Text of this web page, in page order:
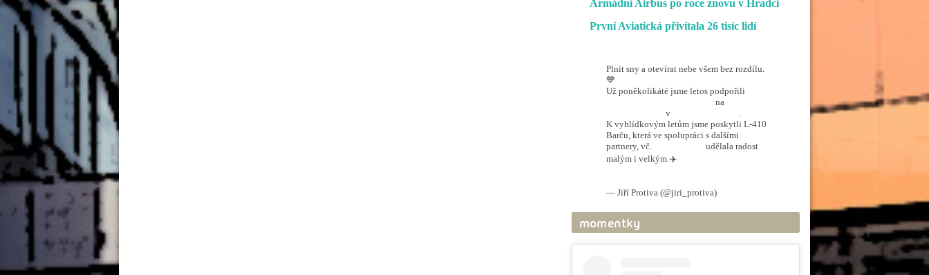
Armádní Airbus po roce znovu v Hradci
První Aviatická přivítala 26 tisíc lidí
Plnit sny a otevírat nebe všem bez rozdílu.
💙
Už poněkolikáté jsme letos podpořili
na
v
.
K vyhlídkovým letům jsme poskytli L-410
Barču, která ve spolupráci s dalšími
partnery, vč.
udělala radost
malým i velkým.✈️
— Jiří Protiva (@jiri_protiva)